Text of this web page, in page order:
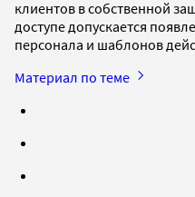
клиентов в собственной
доступе допускается
персонала и шаблонов
Материал по теме